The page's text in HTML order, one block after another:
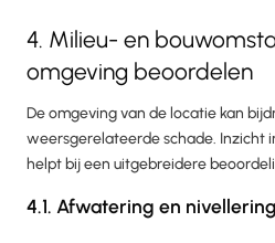
4. Milieu- en
omgeving beoordelen
De omgeving van de locatie kan
weersgerelateerde schade. Inzicht
helpt bij een uitgebreidere
4.1. Afwatering en nivellering